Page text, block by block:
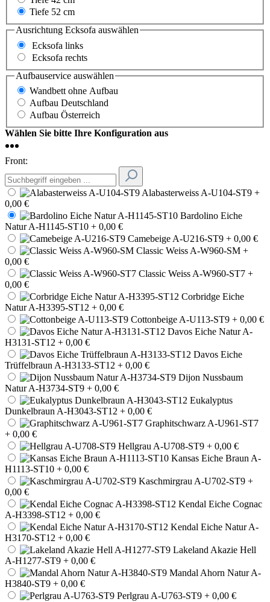
Tiefe 52 cm
Ausrichtung Ecksofa auswählen
Ecksofa links
Ecksofa rechts
Aufbauservice auswählen
Wandbett ohne Aufbau
Aufbau Deutschland
Aufbau Österreich
Wählen Sie bitte Ihre Konfiguration aus
Front:
Alabasterweiss A-U104-ST9 +
0,00 €
Bardolino Eiche
Natur A-H1145-ST10 + 0,00 €
Camebeige A-U216-ST9 + 0,00 €
Classic Weiss A-W960-SM +
0,00 €
Classic Weiss A-W960-ST7 +
0,00 €
Corbridge Eiche
Natur A-H3395-ST12 + 0,00 €
Cottonbeige A-U113-ST9 + 0,00 €
Davos Eiche Natur A-
H3131-ST12 + 0,00 €
Davos Eiche
Trüffelbraun A-H3133-ST12 + 0,00 €
Dijon Nussbaum
Natur A-H3734-ST9 + 0,00 €
Eukalyptus
Dunkelbraun A-H3043-ST12 + 0,00 €
Graphitschwarz A-U961-ST7
+ 0,00 €
Hellgrau A-U708-ST9 + 0,00 €
Kansas Eiche Braun A-
H1113-ST10 + 0,00 €
Kaschmirgrau A-U702-ST9 +
0,00 €
Kendal Eiche Cognac
A-H3398-ST12 + 0,00 €
Kendal Eiche Natur A-
H3170-ST12 + 0,00 €
Lakeland Akazie Hell
A-H1277-ST9 + 0,00 €
Mandal Ahorn Natur A-
H3840-ST9 + 0,00 €
Perlgrau A-U763-ST9 + 0,00 €